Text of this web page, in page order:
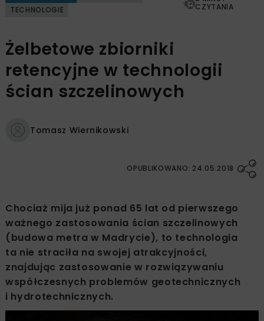
TECHNOLOGIE
CZYTANIA
Żelbetowe zbiorniki
retencyjne w technologii
ścian szczelinowych
Tomasz Wiernikowski
OPUBLIKOWANO: 24.05.2018
Chociaż mija już ponad 65 lat od pierwszego
ważnego zastosowania ścian szczelinowych
(budowa metra w Madrycie), to technologia
ta nie straciła na swojej atrakcyjności,
znajdując zastosowanie w rozwiązywaniu
współczesnych problemów geotechnicznych
i hydrotechnicznych.